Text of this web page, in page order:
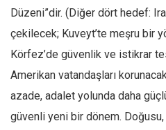
Düzeni”dir. (Diğer dört hedef:
çekilecek; Kuveyt’te meşru bir
Körfez’de güvenlik ve istikrar
Amerikan vatandaşları
azade, adalet yolunda daha
güvenli yeni bir dönem. Doğusu,